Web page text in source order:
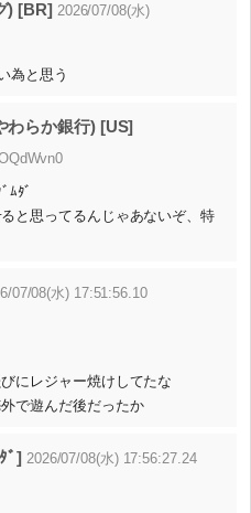
) [BR] 2026/07/08(水)
為と思う
わらか銀行) [US]
ﾑﾀﾞ
と思ってるんじゃあないぞ、特
07/08(水) 17:51:56.10
にレジャー焼けしてたな
で遊んだ後だったか
ﾞ] 2026/07/08(水) 17:56:27.24